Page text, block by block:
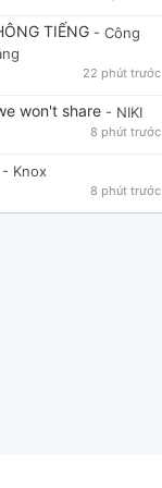
TIẾNG - Công
22 phút trước
won't share - NIKI
8 phút trước
- Knox
8 phút trước